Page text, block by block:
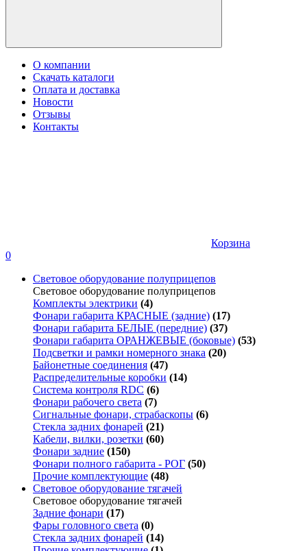
О компании
Скачать каталоги
Оплата и доставка
Новости
Отзывы
Контакты
Корзина
0
Световое оборудование полуприцепов
Световое оборудование полуприцепов
Комплекты электрики (4)
Фонари габарита КРАСНЫЕ (задние) (17)
Фонари габарита БЕЛЫЕ (передние) (37)
Фонари габарита ОРАНЖЕВЫЕ (боковые) (53)
Подсветки и рамки номерного знака (20)
Байонетные соединения (47)
Распределительные коробки (14)
Система контроля RDC (6)
Фонари рабочего света (7)
Сигнальные фонари, страбаскопы (6)
Стекла задних фонарей (21)
Кабели, вилки, розетки (60)
Фонари задние (150)
Фонари полного габарита - РОГ (50)
Прочие комплектующие (48)
Световое оборудование тягачей
Световое оборудование тягачей
Задние фонари (17)
Фары головного света (0)
Стекла задних фонарей (14)